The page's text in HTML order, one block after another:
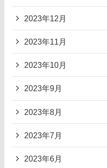
2023年12月
2023年11月
2023年10月
2023年9月
2023年8月
2023年7月
2023年6月